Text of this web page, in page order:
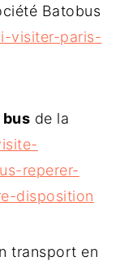
Batobus
visiter-paris-
de la
reperer-
disposition
transport en